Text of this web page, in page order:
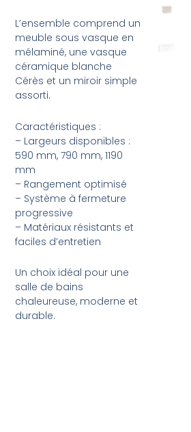
L’ensemble comprend un
meuble sous vasque en
mélaminé, une vasque
céramique blanche
Cérès et un miroir simple
assorti.
Caractéristiques :
– Largeurs disponibles :
590 mm, 790 mm, 1190
mm
– Rangement optimisé
– Système à fermeture
progressive
– Matériaux résistants et
faciles d’entretien
Un choix idéal pour une
salle de bains
chaleureuse, moderne et
durable.